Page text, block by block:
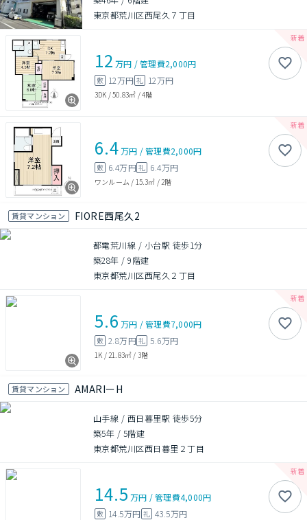
東京都荒川区西尾久７丁目
12 万円 /管理費2,000円
敷 12万円 礼 12万円
3DK /50.83㎡ /4階
6.4万円 /管理費2,000円
敷 6.4万円礼 6.4万円
ワンルーム / 15.3㎡ / 2階
賃貸マンション FIORE西尾久2
都電荒川線 / 小台駅 徒歩1分
築28年 /9階建
東京都荒川区西尾久２丁目
5.6 万円 /管理費7,000円
敷 2.8万円礼 5.6万円
1K / 21.83㎡ / 3階
賃貸マンション AMARIーH
山手線 / 西日暮里駅 徒歩5分
築5年 / 5階建
東京都荒川区西日暮里２丁目
14.5 万円 /管理費4,000円
敷 14.5万円 礼 43.5万円